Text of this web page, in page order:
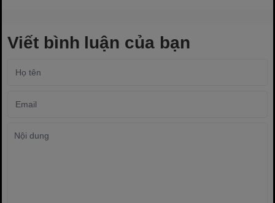
Viết bình luận của bạn